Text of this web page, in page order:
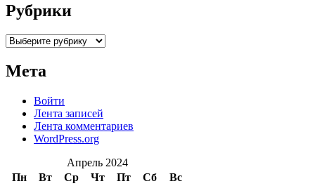
Рубрики
Рубрики
Мета
Войти
Лента записей
Лента комментариев
WordPress.org
Апрель 2024
Пн
Вт Ср Чт Пт Сб
Вс